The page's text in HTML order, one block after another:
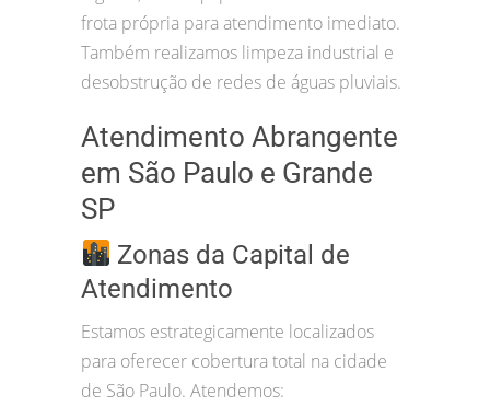
frota própria para atendimento imediato.
Também realizamos limpeza industrial e
desobstrução de redes de águas pluviais.
Atendimento Abrangente
em São Paulo e Grande
SP
Zonas da Capital de
Atendimento
Estamos estrategicamente localizados
para oferecer cobertura total na cidade
de São Paulo. Atendemos: